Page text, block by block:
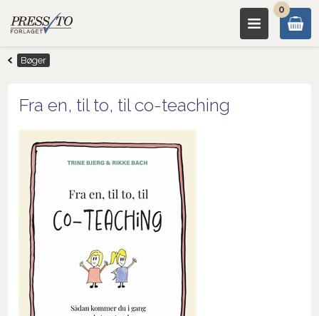
0
Bøger
Fra en, til to, til co-teaching